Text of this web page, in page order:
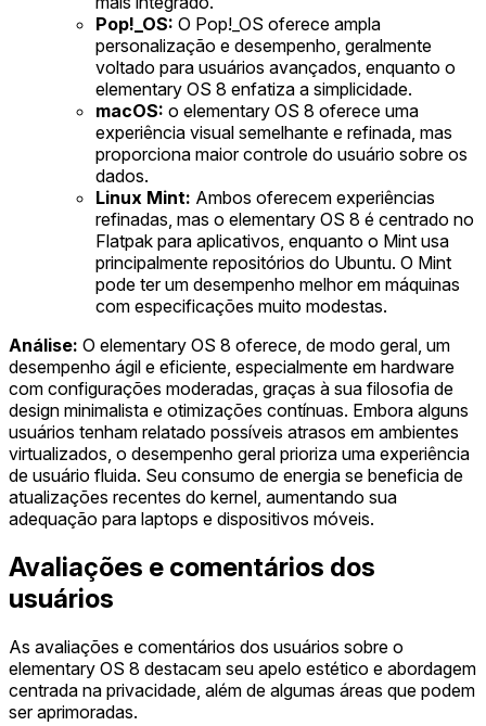
Pop!_OS: O Pop!_OS oferece ampla
personalização e desempenho, geralmente
voltado para usuários avançados, enquanto o
elementary OS 8 enfatiza a simplicidade.
macOS: o elementary OS 8 oferece uma
experiência visual semelhante e refinada, mas
proporciona maior controle do usuário sobre os
dados.
Linux Mint: Ambos oferecem experiências
refinadas, mas o elementary OS 8 é centrado no
Flatpak para aplicativos, enquanto o Mint usa
principalmente repositórios do Ubuntu. O Mint
pode ter um desempenho melhor em máquinas
com especificações muito modestas.
Análise: O elementary OS 8 oferece, de modo geral, um
desempenho ágil e eficiente, especialmente em hardware
com configurações moderadas, graças à sua filosofia de
design minimalista e otimizações contínuas. Embora alguns
usuários tenham relatado possíveis atrasos em ambientes
virtualizados, o desempenho geral prioriza uma experiência
de usuário fluida. Seu consumo de energia se beneficia de
atualizações recentes do kernel, aumentando sua
adequação para laptops e dispositivos móveis.
Avaliações e comentários dos
usuários
As avaliações e comentários dos usuários sobre o
elementary OS 8 destacam seu apelo estético e abordagem
centrada na privacidade, além de algumas áreas que podem
ser aprimoradas.